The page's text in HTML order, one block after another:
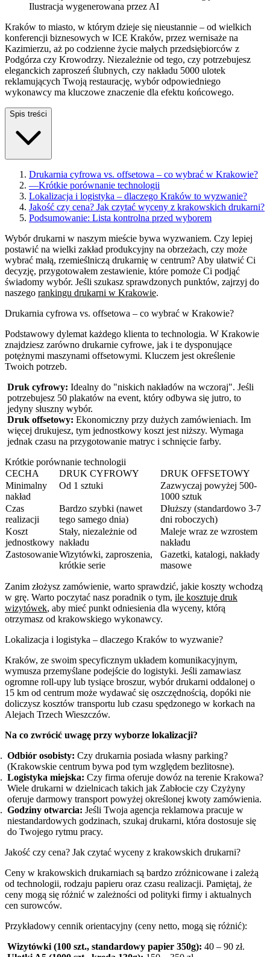
Ilustracja wygenerowana przez AI
Kraków to miasto, w którym dzieje się nieustannie – od wielkich
konferencji biznesowych w ICE Kraków, przez wernisaże na
Kazimierzu, aż po codzienne życie małych przedsiębiorców z
Podgórza czy Krowodrzy. Niezależnie od tego, czy potrzebujesz
eleganckich zaproszeń ślubnych, czy nakładu 5000 ulotek
reklamujących Twoją restaurację, wybór odpowiedniego
wykonawcy ma kluczowe znaczenie dla efektu końcowego.
Spis treści
Drukarnia cyfrowa vs. offsetowa – co wybrać w Krakowie?
—Krótkie porównanie technologii
Lokalizacja i logistyka – dlaczego Kraków to wyzwanie?
Jakość czy cena? Jak czytać wyceny z krakowskich drukarni?
Podsumowanie: Lista kontrolna przed wyborem
Wybór drukarni w naszym mieście bywa wyzwaniem. Czy lepiej
postawić na wielki zakład produkcyjny na obrzeżach, czy może
wybrać małą, rzemieślniczą drukarnię w centrum? Aby ułatwić Ci
decyzję, przygotowałem zestawienie, które pomoże Ci podjąć
świadomy wybór. Jeśli szukasz sprawdzonych punktów, zajrzyj do
naszego rankingu drukarni w Krakowie.
Drukarnia cyfrowa vs. offsetowa – co wybrać w Krakowie?
Podstawowy dylemat każdego klienta to technologia. W Krakowie
znajdziesz zarówno drukarnie cyfrowe, jak i te dysponujące
potężnymi maszynami offsetowymi. Kluczem jest określenie
Twoich potrzeb.
Druk cyfrowy: Idealny do "niskich nakładów na wczoraj". Jeśli
potrzebujesz 50 plakatów na event, który odbywa się jutro, to
jedyny słuszny wybór.
Druk offsetowy: Ekonomiczny przy dużych zamówieniach. Im
więcej drukujesz, tym jednostkowy koszt jest niższy. Wymaga
jednak czasu na przygotowanie matryc i schnięcie farby.
Krótkie porównanie technologii
CECHA
DRUK CYFROWY
DRUK OFFSETOWY
Minimalny
nakład
Od 1 sztuki
Zazwyczaj powyżej 500-
1000 sztuk
Czas
realizacji
Bardzo szybki (nawet
tego samego dnia)
Dłuższy (standardowo 3-7
dni roboczych)
Koszt
jednostkowy
Stały, niezależnie od
nakładu
Maleje wraz ze wzrostem
nakładu
ZastosowanieWizytówki, zaproszenia,
krótkie serie
Gazetki, katalogi, nakłady
masowe
Zanim złożysz zamówienie, warto sprawdzić, jakie koszty wchodzą
w grę. Warto poczytać nasz poradnik o tym, ile kosztuje druk
wizytówek, aby mieć punkt odniesienia dla wyceny, którą
otrzymasz od krakowskiego wykonawcy.
Lokalizacja i logistyka – dlaczego Kraków to wyzwanie?
Kraków, ze swoim specyficznym układem komunikacyjnym,
wymusza przemyślane podejście do logistyki. Jeśli zamawiasz
ogromne roll-upy lub tysiące broszur, wybór drukarni oddalonej o
15 km od centrum może wydawać się oszczędnością, dopóki nie
doliczysz kosztów transportu lub czasu spędzonego w korkach na
Alejach Trzech Wieszczów.
Na co zwrócić uwagę przy wyborze lokalizacji?
Odbiór osobisty: Czy drukarnia posiada własny parking?
(Krakowskie centrum bywa pod tym względem bezlitosne).
Logistyka miejska: Czy firma oferuje dowóz na terenie Krakowa?
Wiele drukarni w dzielnicach takich jak Zabłocie czy Czyżyny
oferuje darmowy transport powyżej określonej kwoty zamówienia.
Godziny otwarcia: Jeśli Twoja agencja reklamowa pracuje w
niestandardowych godzinach, szukaj drukarni, która dostosuje się
do Twojego rytmu pracy.
Jakość czy cena? Jak czytać wyceny z krakowskich drukarni?
Ceny w krakowskich drukarniach są bardzo zróżnicowane i zależą
od technologii, rodzaju papieru oraz czasu realizacji. Pamiętaj, że
ceny mogą się różnić w zależności od polityki firmy i aktualnych
cen surowców.
Przykładowy cennik orientacyjny (ceny netto, mogą się różnić):
Wizytówki (100 szt., standardowy papier 350g): 40 – 90 zł.